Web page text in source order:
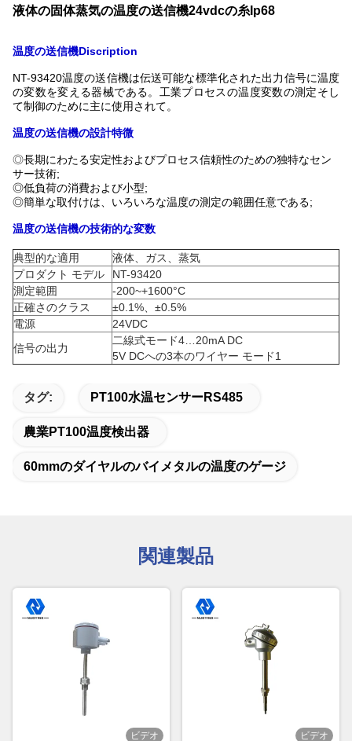
液体の固体蒸気の温度の送信機24vdcの糸Ip68
温度の送信機Discription
NT-93420温度の送信機は伝送可能な標準化された出力信号に温度
の変数を変える器械である。工業プロセスの温度変数の測定そし
て制御のために主に使用されて。
温度の送信機の設計特微
◎長期にわたる安定性およびプロセス信頼性のための独特なセン
サー技術;
◎低負荷の消費および小型;
◎簡単な取付けは、いろいろな温度の測定の範囲任意である;
温度の送信機の技術的な変数
典型的な適用
液体、ガス、蒸気
プロダクト モデル
NT-93420
測定範囲
-200~+1600°C
正確さのクラス
±0.1%、±0.5%
電源
24VDC
信号の出力
二線式モード4…20mA DC
5V DCへの3本のワイヤー モード1
タグ: PT100水温センサーRS485
農業PT100温度検出器
60mmのダイヤルのバイメタルの温度のゲージ
関連製品
ビデオ ビデオ